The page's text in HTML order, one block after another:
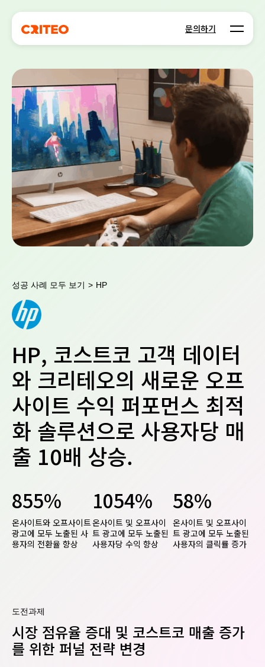
문의하기 Open
성공 사례 모두 보기 > HP
HP, 코스트코 고객 데이터
와 크리테오의 새로운 오프
사이트 수익 퍼포먼스 최적
화 솔루션으로 사용자당 매
출 10배 상승.
855%
온사이트와 오프사이트
광고에 모두 노출된 사
용자의 전환율 향상
1054%
온사이트 및 오프사이
트 광고에 모두 노출된
사용자당 수익 향상
58%
온사이트 및 오프사이
트 광고에 모두 노출된
사용자의 클릭률 증가
도전과제
시장 점유율 증대 및 코스트코 매출 증가
를 위한 퍼널 전략 변경